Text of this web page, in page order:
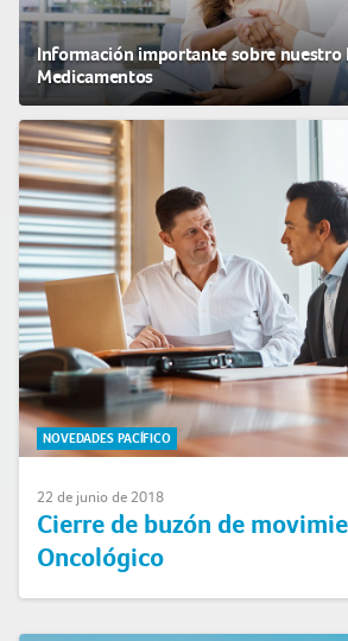
Información importante sobre nuestro
Medicamentos
NOVEDADES PACÍFICO
22 de junio de 2018
Cierre de buzón de
Oncológico